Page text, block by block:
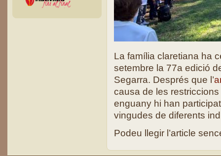
La família claretiana ha
setembre la 77a edició
Segarra. Després que l’
causa de les
enguany hi han
vingudes de diferents
Podeu llegir l’article